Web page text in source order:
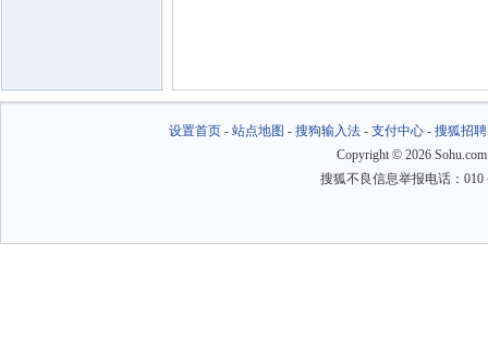
设置首页- 站点地图 - 搜狗输入法- 支付中心- 搜狐招聘
Copyright © 2026
搜狐不良信息举报电话：010